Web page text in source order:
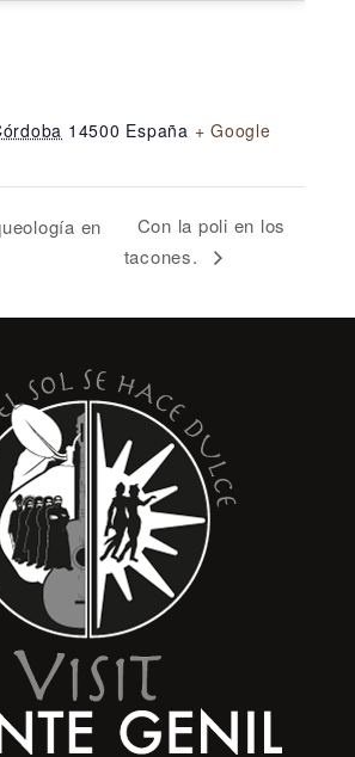
14500 España + Google
en
Con la poli en los
tacones.